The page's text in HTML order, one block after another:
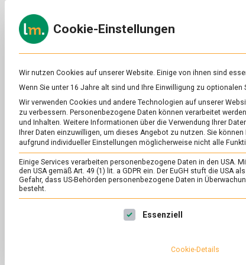
to
content
zu
&
SCHLAGWORT:
Cookie-Einstellungen
Wir nutzen Cookies auf unserer Website. Einige von ihnen sind
Wenn Sie unter 16 Jahre alt sind und Ihre Einwilligung zu
Wir verwenden Cookies und andere Technologien auf unserer
zu verbessern. Personenbezogene Daten können verarbeitet
und Inhalten. Weitere Informationen über die Verwendung Ihrer
Ihrer Daten einzuwilligen, um dieses Angebot zu nutzen. Sie können
aufgrund individueller Einstellungen möglicherweise nicht alle
Einige Services verarbeiten personenbezogene Daten in den USA.
den USA gemäß Art. 49 (1) lit. a GDPR ein. Der EuGH stuft die
Gefahr, dass US-Behörden personenbezogene Daten in
besteht.
Es folgt eine Liste der Service-Gruppen, für die
Essenziell
Cookie-Details